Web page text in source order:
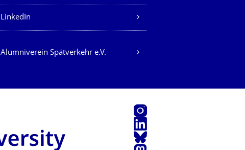
LinkedIn
Alumniverein Spätverkehr e.V.
Instagram
LinkedIn
Bluesky